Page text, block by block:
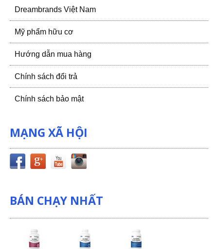
Dreambrands Việt Nam
Mỹ phẩm hữu cơ
Hướng dẫn mua hàng
Chính sách đổi trả
Chính sách bảo mật
MẠNG XÃ HỘI
BÁN CHẠY NHẤT